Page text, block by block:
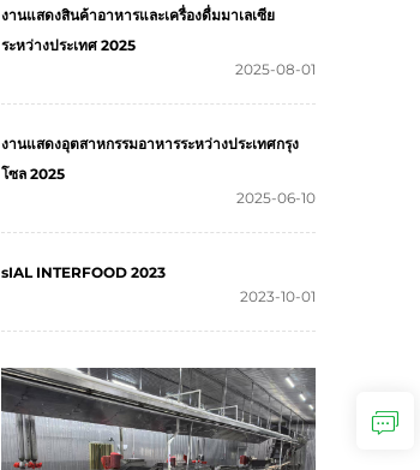
งานแสดงสินค้าอาหารและเครื่องดื่มมาเลเซีย
ระหว่างประเทศ 2025
2025-08-01
งานแสดงอุตสาหกรรมอาหารระหว่างประเทศกรุง
โซล 2025
2025-06-10
sIAL INTERFOOD 2023
2023-10-01